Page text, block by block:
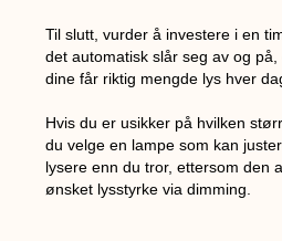
Til slutt, vurder å investere i en
det automatisk slår seg av og
dine får riktig mengde lys hver
Hvis du er usikker på hvilken
du velge en lampe som kan
lysere enn du tror, ettersom den
ønsket lysstyrke via dimming.